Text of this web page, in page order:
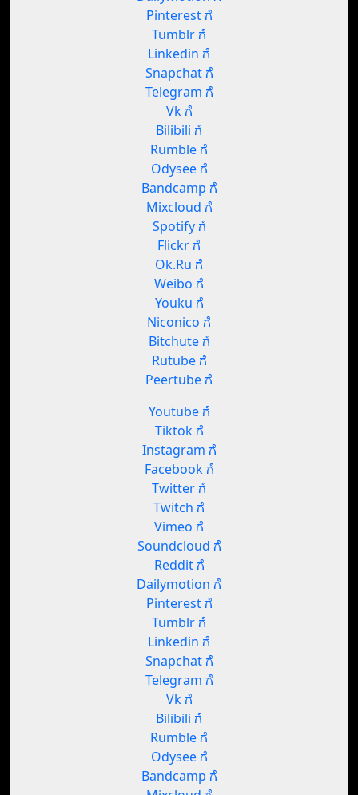
Pinterest ಗೆ
Tumblr ಗೆ
Linkedin ಗೆ
Snapchat ಗೆ
Telegram ಗೆ
Vk ಗೆ
Bilibili ಗೆ
Rumble ಗೆ
Odysee ಗೆ
Bandcamp ಗೆ
Mixcloud ಗೆ
Spotify ಗೆ
Flickr ಗೆ
Ok.Ru ಗೆ
Weibo ಗೆ
Youku ಗೆ
Niconico ಗೆ
Bitchute ಗೆ
Rutube ಗೆ
Peertube ಗೆ
Youtube ಗೆ
Tiktok ಗೆ
Instagram ಗೆ
Facebook ಗೆ
Twitter ಗೆ
Twitch ಗೆ
Vimeo ಗೆ
Soundcloud ಗೆ
Reddit ಗೆ
Dailymotion ಗೆ
Pinterest ಗೆ
Tumblr ಗೆ
Linkedin ಗೆ
Snapchat ಗೆ
Telegram ಗೆ
Vk ಗೆ
Bilibili ಗೆ
Rumble ಗೆ
Odysee ಗೆ
Bandcamp ಗೆ